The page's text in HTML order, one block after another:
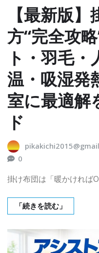
【最新版
方“完全攻
ト・羽毛
温・吸湿
室に最適解
ド
0
掛け布団は「暖かければ
「続きを読む」